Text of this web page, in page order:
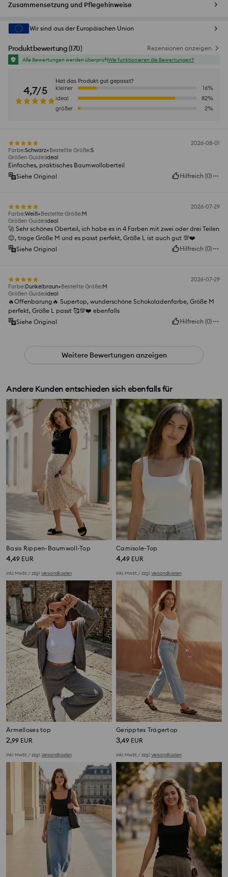
Zusammensetzung und Pflegehinweise
Wir sind aus der Europäischen Union
Produktbewertung(170) Rezensionen anzeigen
Alle Bewertungen werden überprüftWie funktionieren die Bewertungen?
4,7/5
Hat das Produkt gut gepasst?
kleiner
16%
ideal
82%
größer
2%
2026-08-01
Farbe:Schwarz Bestellte Größe:S
Größen Guide:ideal
Einfaches, praktisches Baumwolloberteil
Siehe Original
Hilfreich (0)
2026-07-29
Farbe:Weiß Bestellte Größe:M
Größen Guide:ideal
🚀 Sehr schönes Oberteil, ich habe es in 4 Farben mit zwei oder drei Teilen
😊, trage Größe M und es passt perfekt, Größe L ist auch gut 💯❤️
Siehe Original
Hilfreich (0)
2026-07-29
Farbe:Dunkelbraun Bestellte Größe:M
Größen Guide:ideal
🔥Offenbarung🔥 Supertop, wunderschöne Schokoladenfarbe, Größe M
perfekt, Größe L passt 🥰💯❤️ ebenfalls
Siehe Original
Hilfreich (0)
Weitere Bewertungen anzeigen
Andere Kunden entschieden sich ebenfalls für
Basis Rippen-Baumwoll-Top
4,49 EUR
inkl. MwSt. / zzgl.Versandkosten
Camisole-Top
4,49 EUR
inkl. MwSt. / zzgl.Versandkosten
Ärmelloses top
2,99 EUR
inkl. MwSt. / zzgl.Versandkosten
Geripptes Trägertop
3,49 EUR
inkl. MwSt. / zzgl.Versandkosten